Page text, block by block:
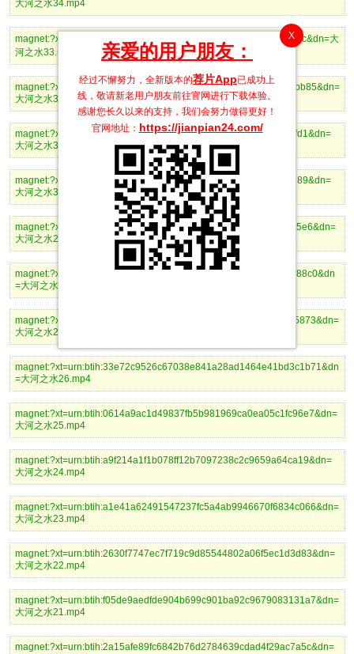
X
亲爱的用户朋友：
经过不懈努力，全新版本的荐片App已成功上
线，敬请新老用户朋友前往官网进行下载体验。
感谢您长久以来的支持，我们会努力做得更好！
官网地址： https://jianpian24.com/
大河之水34.mp4
magnet:?xt=urn:btih:f7550c0f8d6ea085d8f275b6ae00eff15125da3c&dn=大
河之水33.mp4
magnet:?xt=urn:btih:0da1ef32712e040b18419203c5d74404f0d0bb85&dn=
大河之水32.mp4
magnet:?xt=urn:btih:bd59eb8fe3a7fd9f914aa1537bad4d7f096eafd1&dn=
大河之水31.mp4
magnet:?xt=urn:btih:f3abe96cfc8decbce08967de95f42f053725dd89&dn=
大河之水30.mp4
magnet:?xt=urn:btih:9dadb21b11657500e927e52fd5f4b40f680115e6&dn=
大河之水29.mp4
magnet:?xt=urn:btih:82bb0196963df78d6210e99cacba3379a7ca88c0&dn
=大河之水28.mp4
magnet:?xt=urn:btih:25e1646fba61dfa3c3e6e87dea91c87d81e35873&dn=
大河之水27.mp4
magnet:?xt=urn:btih:33e72c9526c67038e841a28ad1464e41bd3c1b71&dn
=大河之水26.mp4
magnet:?xt=urn:btih:0614a9ac1d49837fb5b981969ca0ea05c1fc96e7&dn=
大河之水25.mp4
magnet:?xt=urn:btih:a9f214a1f1b078ff12b7097238c2c9659a64ca19&dn=
大河之水24.mp4
magnet:?xt=urn:btih:a1e41a62491547237fc5a4ab9946670f6834c066&dn=
大河之水23.mp4
magnet:?xt=urn:btih:2630f7747ec7f719c9d85544802a06f5ec1d3d83&dn=
大河之水22.mp4
magnet:?xt=urn:btih:f05de9aedfde904b699c901ba92c9679083131a7&dn=
大河之水21.mp4
magnet:?xt=urn:btih:2a15afe89fc6842b76d2784639cdad4f29ac7a5c&dn=